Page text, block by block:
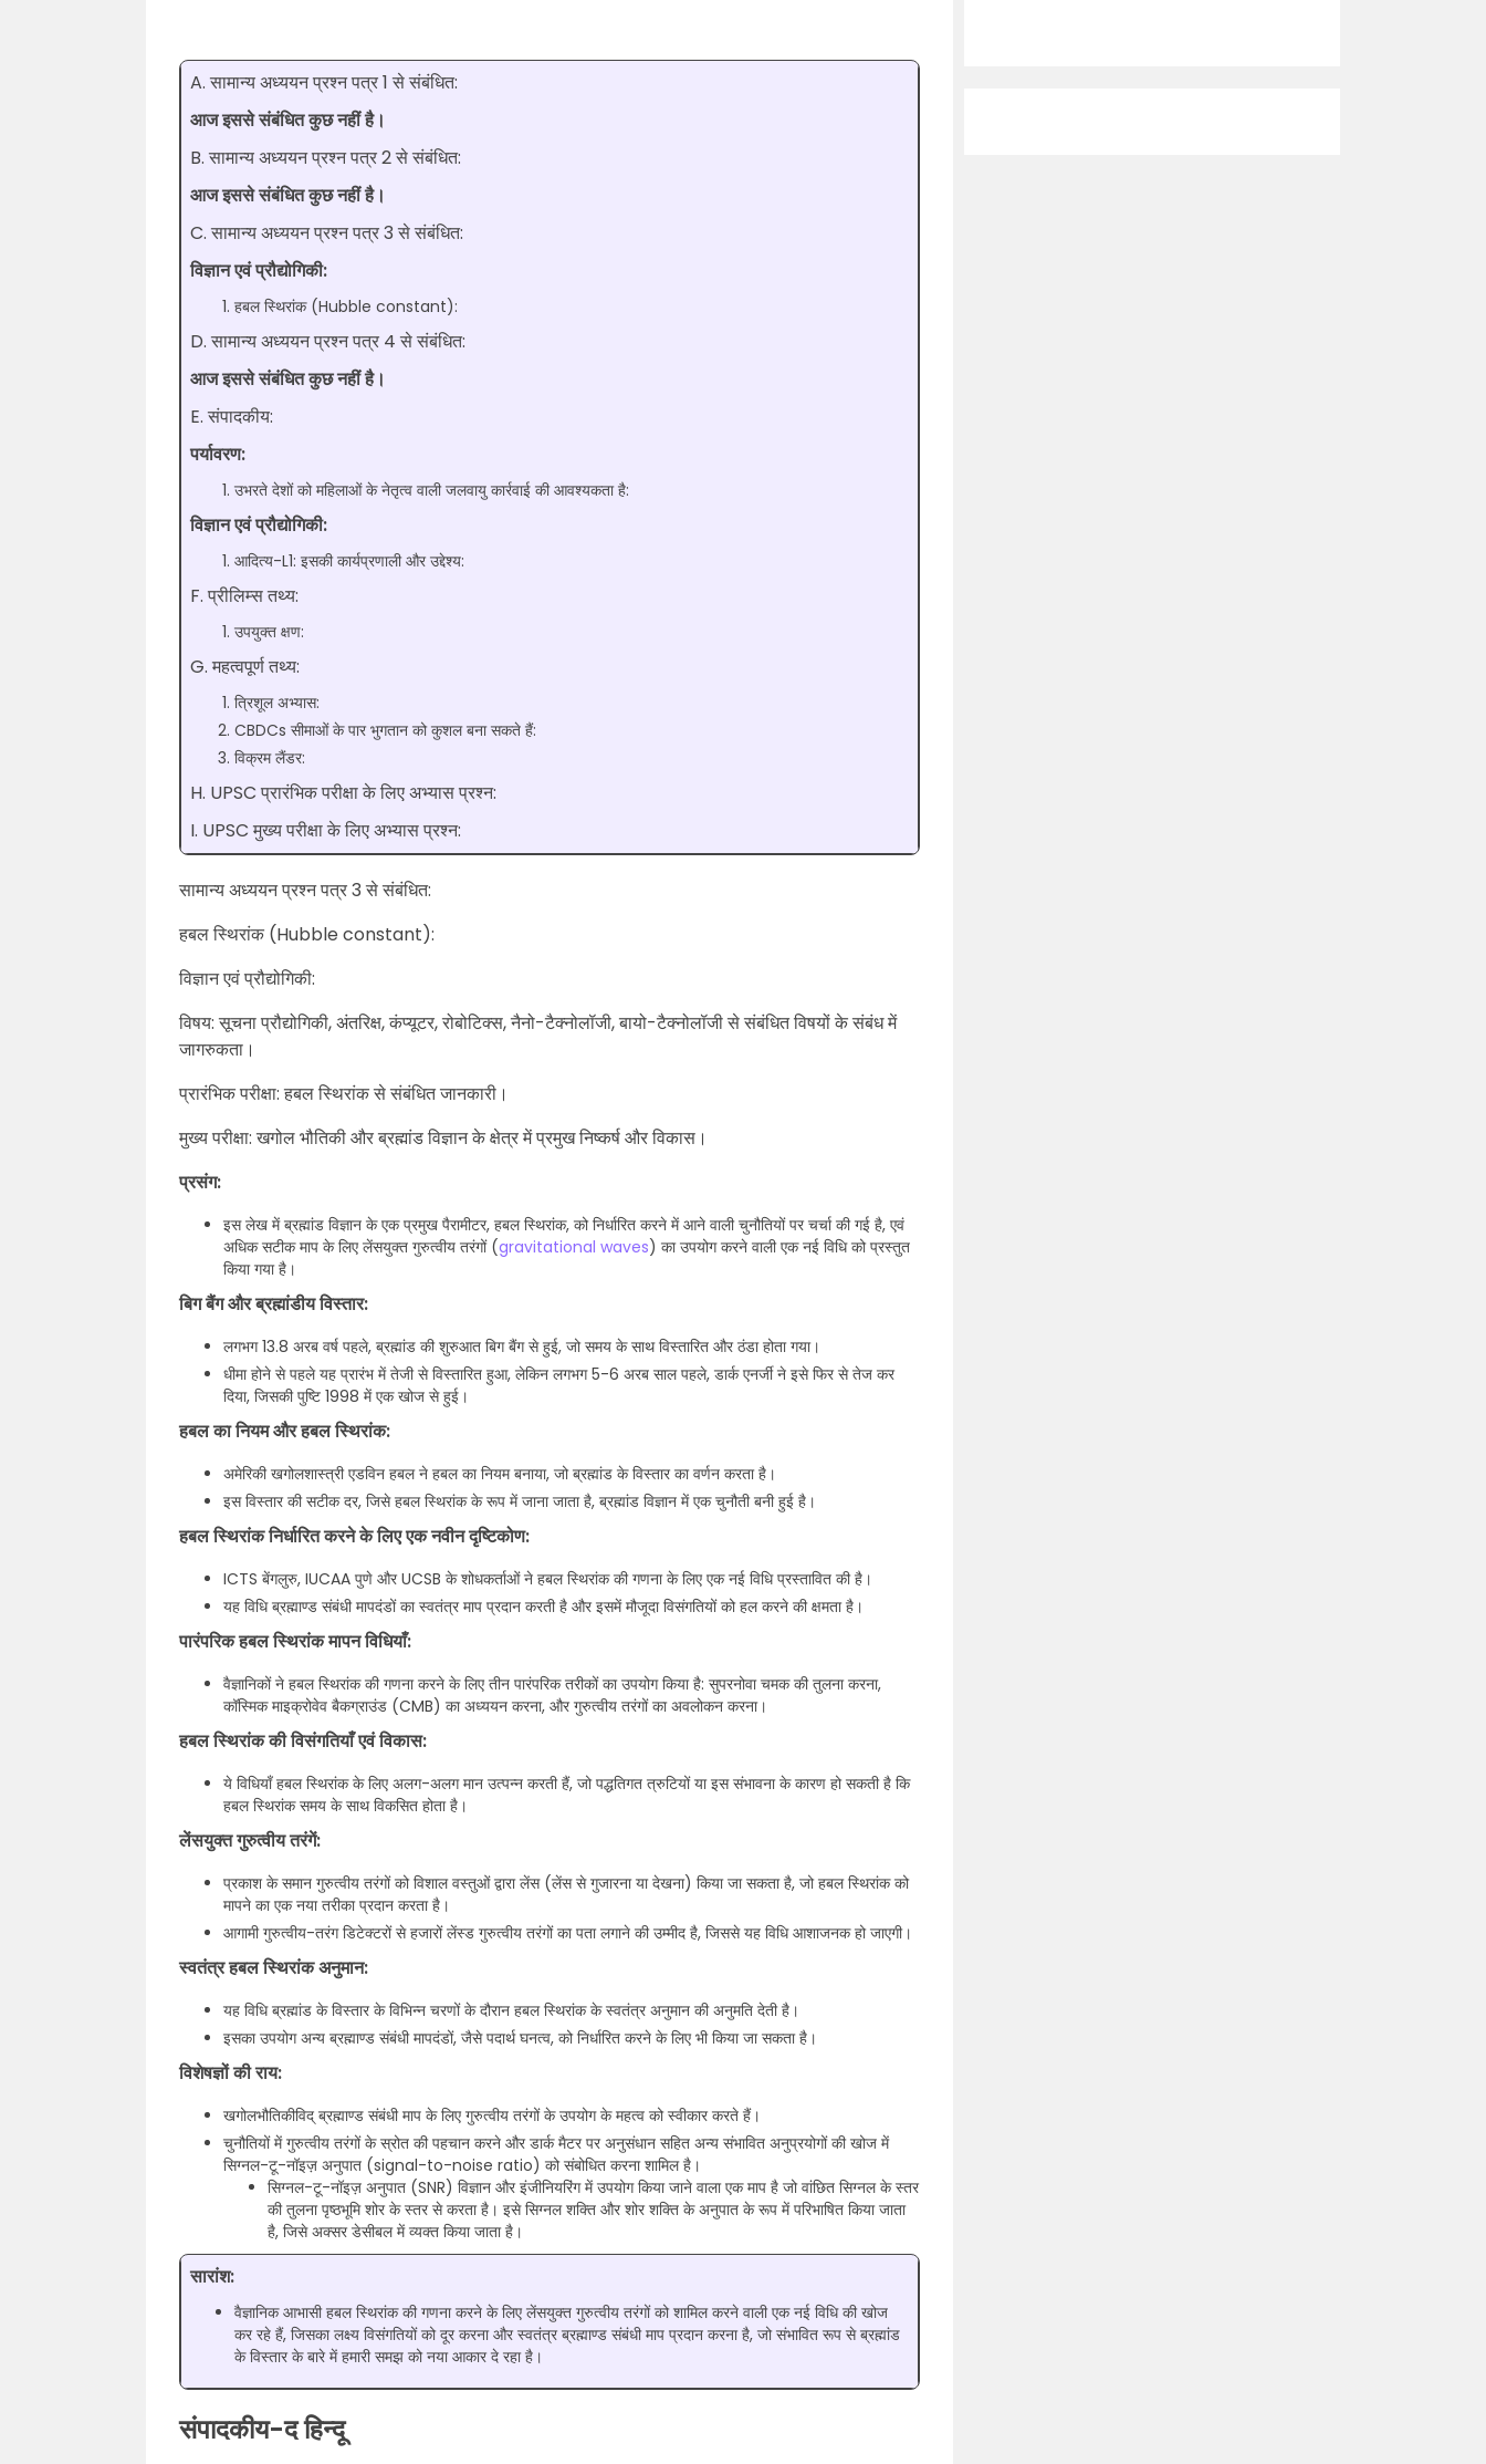
A. सामान्य अध्ययन प्रश्न पत्र 1 से संबंधित:
आज इससे संबंधित कुछ नहीं है।
B. सामान्य अध्ययन प्रश्न पत्र 2 से संबंधित:
आज इससे संबंधित कुछ नहीं है।
C. सामान्य अध्ययन प्रश्न पत्र 3 से संबंधित:
विज्ञान एवं प्रौद्योगिकी:
हबल स्थिरांक (Hubble constant):
D. सामान्य अध्ययन प्रश्न पत्र 4 से संबंधित:
आज इससे संबंधित कुछ नहीं है।
E. संपादकीय:
पर्यावरण:
उभरते देशों को महिलाओं के नेतृत्व वाली जलवायु कार्रवाई की आवश्यकता है:
विज्ञान एवं प्रौद्योगिकी:
आदित्य-L1: इसकी कार्यप्रणाली और उद्देश्य:
F. प्रीलिम्स तथ्य:
उपयुक्त क्षण:
G. महत्वपूर्ण तथ्य:
त्रिशूल अभ्यास:
CBDCs सीमाओं के पार भुगतान को कुशल बना सकते हैं:
विक्रम लैंडर:
H. UPSC प्रारंभिक परीक्षा के लिए अभ्यास प्रश्न:
I. UPSC मुख्य परीक्षा के लिए अभ्यास प्रश्न:
सामान्य अध्ययन प्रश्न पत्र 3 से संबंधित:
हबल स्थिरांक (Hubble constant):
विज्ञान एवं प्रौद्योगिकी:
विषय: सूचना प्रौद्योगिकी, अंतरिक्ष, कंप्यूटर, रोबोटिक्स, नैनो-टैक्नोलॉजी, बायो-टैक्नोलॉजी से संबंधित विषयों के संबंध में
जागरुकता।
प्रारंभिक परीक्षा: हबल स्थिरांक से संबंधित जानकारी।
मुख्य परीक्षा: खगोल भौतिकी और ब्रह्मांड विज्ञान के क्षेत्र में प्रमुख निष्कर्ष और विकास।
प्रसंग:
इस लेख में ब्रह्मांड विज्ञान के एक प्रमुख पैरामीटर, हबल स्थिरांक, को निर्धारित करने में आने वाली चुनौतियों पर चर्चा की गई है, एवं
अधिक सटीक माप के लिए लेंसयुक्त गुरुत्वीय तरंगों (gravitational waves) का उपयोग करने वाली एक नई विधि को प्रस्तुत
किया गया है।
बिग बैंग और ब्रह्मांडीय विस्तार:
लगभग 13.8 अरब वर्ष पहले, ब्रह्मांड की शुरुआत बिग बैंग से हुई, जो समय के साथ विस्तारित और ठंडा होता गया।
धीमा होने से पहले यह प्रारंभ में तेजी से विस्तारित हुआ, लेकिन लगभग 5-6 अरब साल पहले, डार्क एनर्जी ने इसे फिर से तेज कर
दिया, जिसकी पुष्टि 1998 में एक खोज से हुई।
हबल का नियम और हबल स्थिरांक:
अमेरिकी खगोलशास्त्री एडविन हबल ने हबल का नियम बनाया, जो ब्रह्मांड के विस्तार का वर्णन करता है।
इस विस्तार की सटीक दर, जिसे हबल स्थिरांक के रूप में जाना जाता है, ब्रह्मांड विज्ञान में एक चुनौती बनी हुई है।
हबल स्थिरांक निर्धारित करने के लिए एक नवीन दृष्टिकोण:
ICTS बेंगलुरु, IUCAA पुणे और UCSB के शोधकर्ताओं ने हबल स्थिरांक की गणना के लिए एक नई विधि प्रस्तावित की है।
यह विधि ब्रह्माण्ड संबंधी मापदंडों का स्वतंत्र माप प्रदान करती है और इसमें मौजूदा विसंगतियों को हल करने की क्षमता है।
पारंपरिक हबल स्थिरांक मापन विधियाँ:
वैज्ञानिकों ने हबल स्थिरांक की गणना करने के लिए तीन पारंपरिक तरीकों का उपयोग किया है: सुपरनोवा चमक की तुलना करना,
कॉस्मिक माइक्रोवेव बैकग्राउंड (CMB) का अध्ययन करना, और गुरुत्वीय तरंगों का अवलोकन करना।
हबल स्थिरांक की विसंगतियाँ एवं विकास:
ये विधियाँ हबल स्थिरांक के लिए अलग-अलग मान उत्पन्न करती हैं, जो पद्धतिगत त्रुटियों या इस संभावना के कारण हो सकती है कि
हबल स्थिरांक समय के साथ विकसित होता है।
लेंसयुक्त गुरुत्वीय तरंगें:
प्रकाश के समान गुरुत्वीय तरंगों को विशाल वस्तुओं द्वारा लेंस (लेंस से गुजारना या देखना) किया जा सकता है, जो हबल स्थिरांक को
मापने का एक नया तरीका प्रदान करता है।
आगामी गुरुत्वीय-तरंग डिटेक्टरों से हजारों लेंस्ड गुरुत्वीय तरंगों का पता लगाने की उम्मीद है, जिससे यह विधि आशाजनक हो जाएगी।
स्वतंत्र हबल स्थिरांक अनुमान:
यह विधि ब्रह्मांड के विस्तार के विभिन्न चरणों के दौरान हबल स्थिरांक के स्वतंत्र अनुमान की अनुमति देती है।
इसका उपयोग अन्य ब्रह्माण्ड संबंधी मापदंडों, जैसे पदार्थ घनत्व, को निर्धारित करने के लिए भी किया जा सकता है।
विशेषज्ञों की राय:
खगोलभौतिकीविद् ब्रह्माण्ड संबंधी माप के लिए गुरुत्वीय तरंगों के उपयोग के महत्व को स्वीकार करते हैं।
चुनौतियों में गुरुत्वीय तरंगों के स्रोत की पहचान करने और डार्क मैटर पर अनुसंधान सहित अन्य संभावित अनुप्रयोगों की खोज में
सिग्नल-टू-नॉइज़ अनुपात (signal-to-noise ratio) को संबोधित करना शामिल है।
सिग्नल-टू-नॉइज़ अनुपात (SNR) विज्ञान और इंजीनियरिंग में उपयोग किया जाने वाला एक माप है जो वांछित सिग्नल के स्तर
की तुलना पृष्ठभूमि शोर के स्तर से करता है। इसे सिग्नल शक्ति और शोर शक्ति के अनुपात के रूप में परिभाषित किया जाता
है, जिसे अक्सर डेसीबल में व्यक्त किया जाता है।
सारांश:
वैज्ञानिक आभासी हबल स्थिरांक की गणना करने के लिए लेंसयुक्त गुरुत्वीय तरंगों को शामिल करने वाली एक नई विधि की खोज
कर रहे हैं, जिसका लक्ष्य विसंगतियों को दूर करना और स्वतंत्र ब्रह्माण्ड संबंधी माप प्रदान करना है, जो संभावित रूप से ब्रह्मांड
के विस्तार के बारे में हमारी समझ को नया आकार दे रहा है।
संपादकीय-द हिन्दू